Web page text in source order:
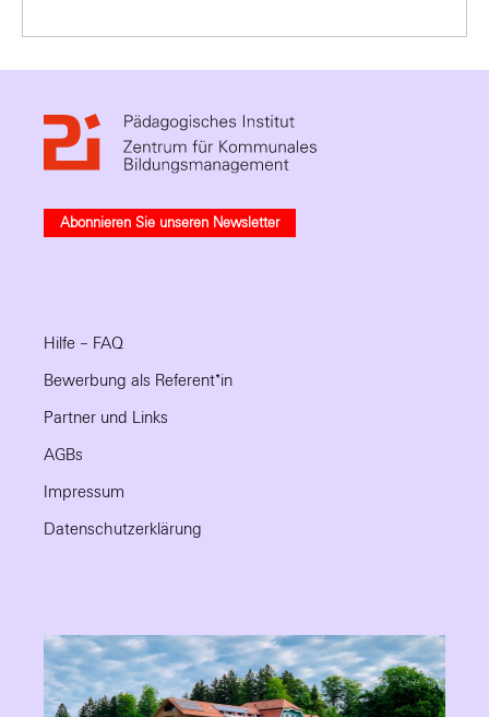
Abonnieren Sie unseren Newsletter
Hilfe – FAQ
Bewerbung als Referent*in
Partner und Links
AGBs
Impressum
Datenschutzerklärung